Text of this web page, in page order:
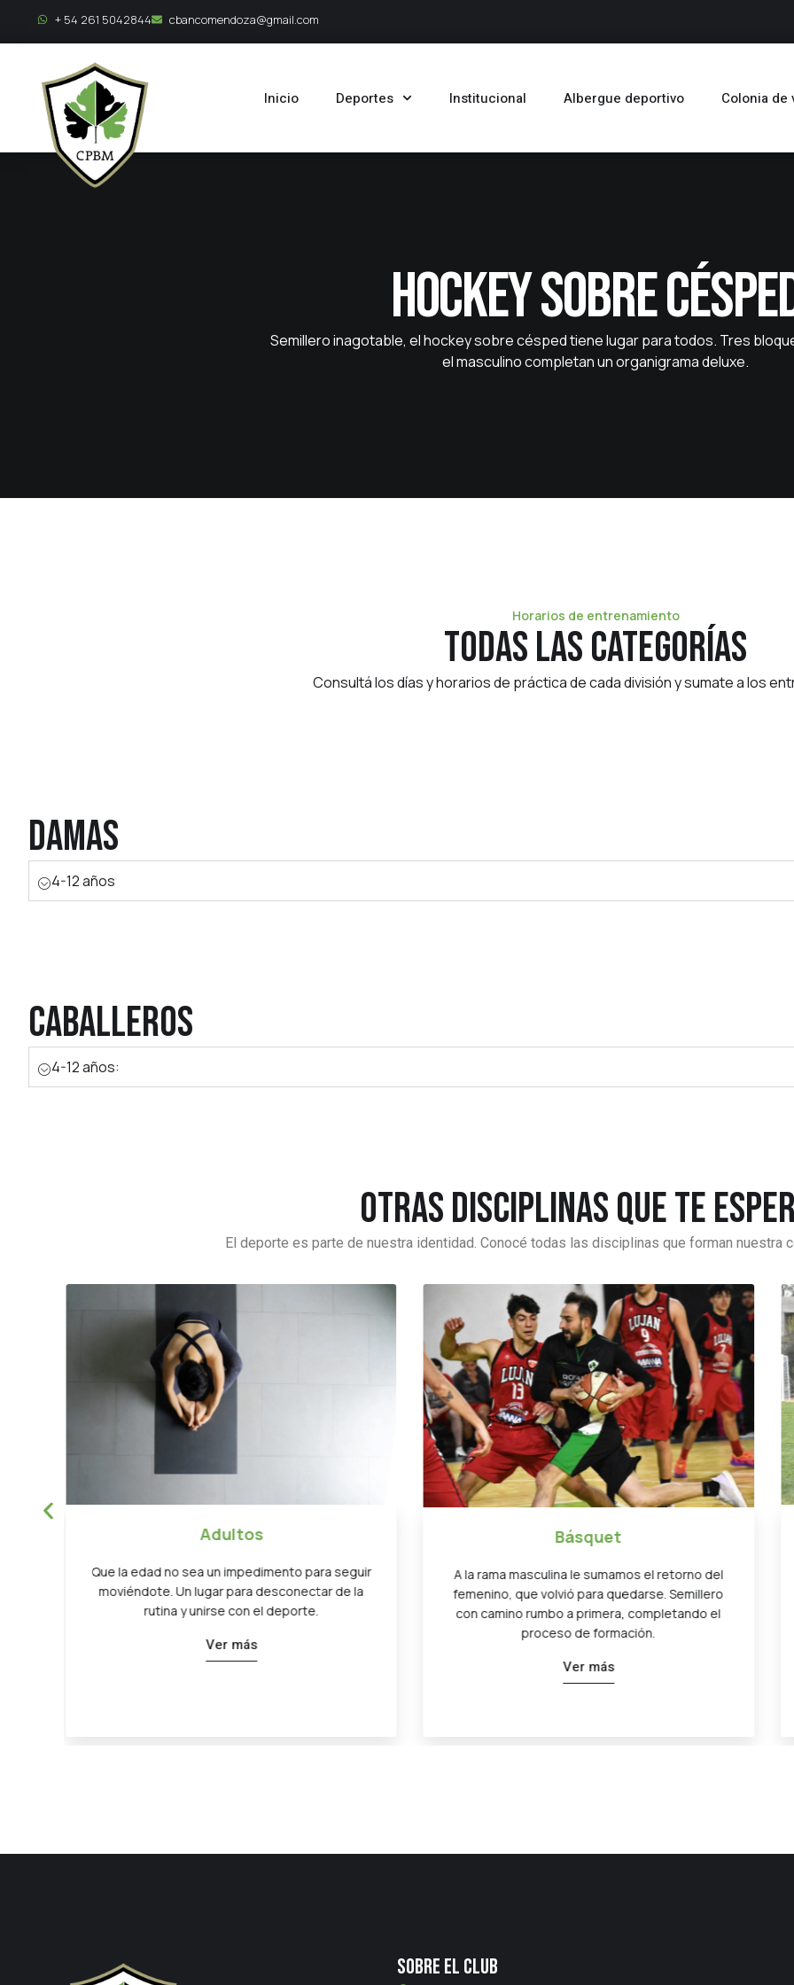
+ 54 261 5042844 cbancomendoza@gmail.com
Inicio Deportes Institucional Albergue deportivo Colonia de
Hockey sobre
Semillero inagotable, el hockey sobre césped tiene lugar para todos. Tres
el masculino completan un organigrama deluxe.
Horarios de entrenamiento
Todas las categorías
Consultá los días y horarios de práctica de cada división y sumate a los
Damas
4-12 años
Caballeros
4-12 años:
Otras disciplinas que te
El deporte es parte de nuestra identidad. Conocé todas las disciplinas que forman nuestra
Básquet
A la rama masculina le sumamos el retorno del
femenino, que volvió para quedarse. Semillero
con camino rumbo a primera, completando el
Ver más
Fútbol
Nació como un sueño y hoy es una realidad que
nuclea a cientos de chicos que anhelan en su
proceso formativo. Bajo la conducción de Daniel
Carrique, el fútbol tiene sus cimientos en nuestra
Ver más
Sobre el club